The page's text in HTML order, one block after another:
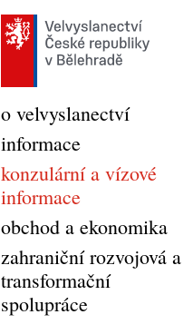
o velvyslanectví
informace
konzulární a vízové
informace
obchod a ekonomika
zahraniční rozvojová a
transformační
spolupráce